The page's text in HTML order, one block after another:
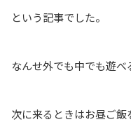
という記事でした。
なんせ外でも中でも遊べ
次に来るときはお昼ご